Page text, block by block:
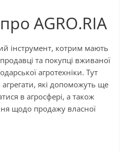
AGRO.RIA
інструмент, котрим мають
та покупці вживаної
агротехніки. Тут
які допоможуть ще
в агросфері, а також
щодо продажу власної